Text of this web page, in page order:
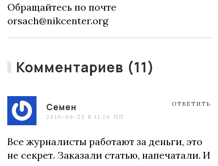
Обращайтесь по почте
orsach@nikcenter.org
Комментариев (11)
Семен
2019-06-23 В 11:26 ПП
ОТВЕТИТЬ
Все журналисты работают за деньги, это
не секрет. Заказали статью, напечатали. И